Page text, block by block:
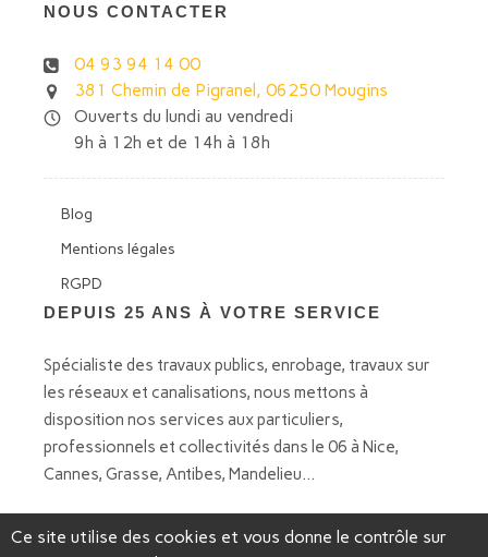
NOUS CONTACTER
04 93 94 14 00
381 Chemin de Pigranel, 06250 Mougins
Ouverts du lundi au vendredi
9h à 12h et de 14h à 18h
Blog
Mentions légales
RGPD
DEPUIS 25 ANS À VOTRE SERVICE
Spécialiste des travaux publics, enrobage, travaux sur
les réseaux et canalisations, nous mettons à
disposition nos services aux particuliers,
professionnels et collectivités dans le 06 à Nice,
Cannes, Grasse, Antibes, Mandelieu...
Ce site utilise des cookies et vous donne le contrôle sur